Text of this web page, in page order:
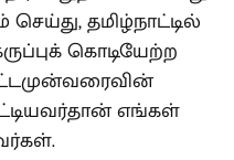
தமிழ்நாட்டில்
கொடியேற்ற
எங்கள்